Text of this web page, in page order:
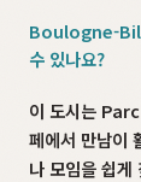
Boulogne-
수 있나요?
이 도시는
페에서 만남이
나 모임을 쉽게